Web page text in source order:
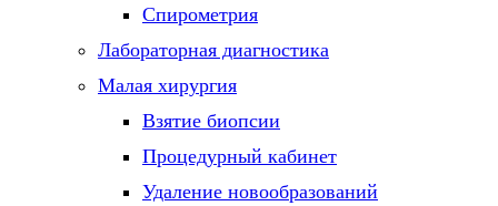
Спирометрия
Лабораторная диагностика
Малая хирургия
Взятие биопсии
Процедурный кабинет
Удаление новообразований